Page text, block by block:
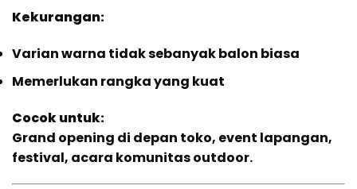
Kekurangan:
Varian warna tidak sebanyak balon biasa
Memerlukan rangka yang kuat
Cocok untuk:
Grand opening di depan toko, event lapangan,
festival, acara komunitas outdoor.